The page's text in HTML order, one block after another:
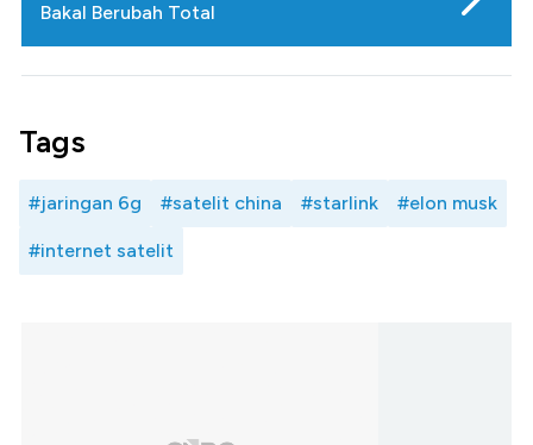
Bakal Berubah Total
Tags
#jaringan 6g #satelit china #starlink #elon musk
#internet satelit